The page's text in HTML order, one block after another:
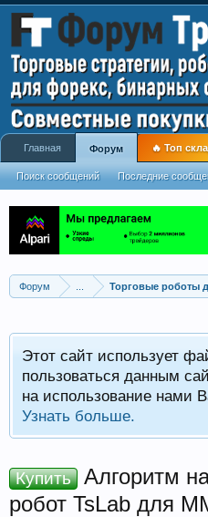
Форум Торговые роботы
Этот сайт использует
пользоваться данным
на использование нами
Узнать больше.
Купить
Алгоритм
робот TsLab для
Главная Форум
Поиск сообщений Последние
🔥 Топ